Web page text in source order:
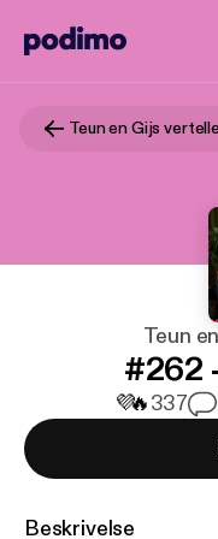
Teun en Gijs
Teun
#262
💜🔥337
Beskrivelse